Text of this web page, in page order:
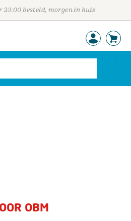
23:00 besteld, morgen in huis
OBM